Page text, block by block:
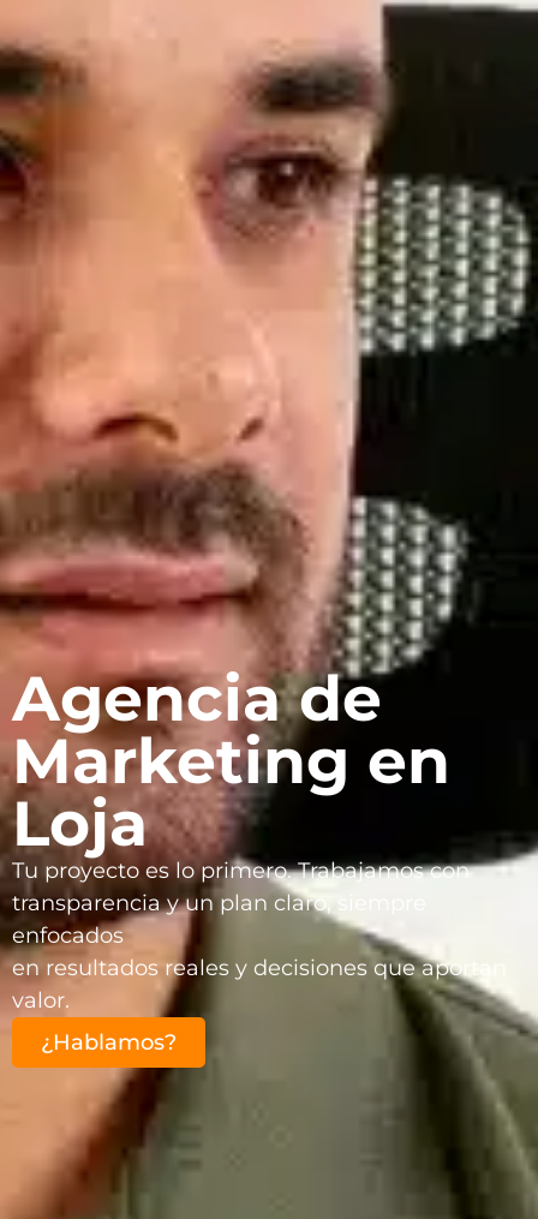
Agencia de
Marketing en
Loja
Tu proyecto es lo primero. Trabajamos con
transparencia y un plan claro, siempre
enfocados
en resultados reales y decisiones que aportan
valor.
¿Hablamos?